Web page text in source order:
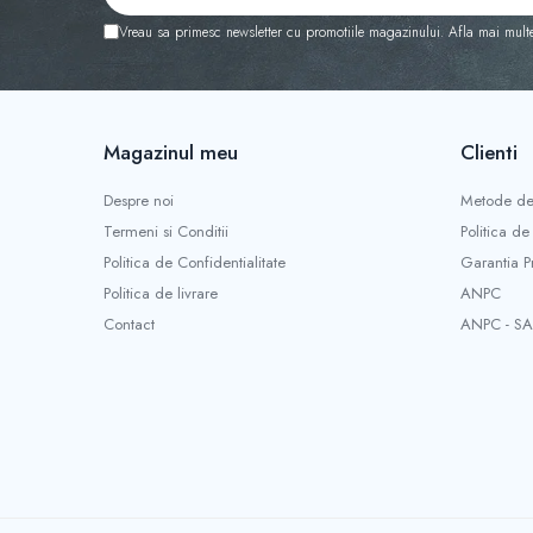
Vreau sa primesc newsletter cu promotiile magazinului. Afla mai
Magazinul meu
Despre noi
Termeni si Conditii
Politica de Confidentialitate
Politica de livrare
Contact
Clienti
Metode
Politica de
Garantia
ANPC
ANPC -